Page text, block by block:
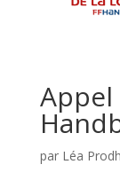
Appel
par Léa